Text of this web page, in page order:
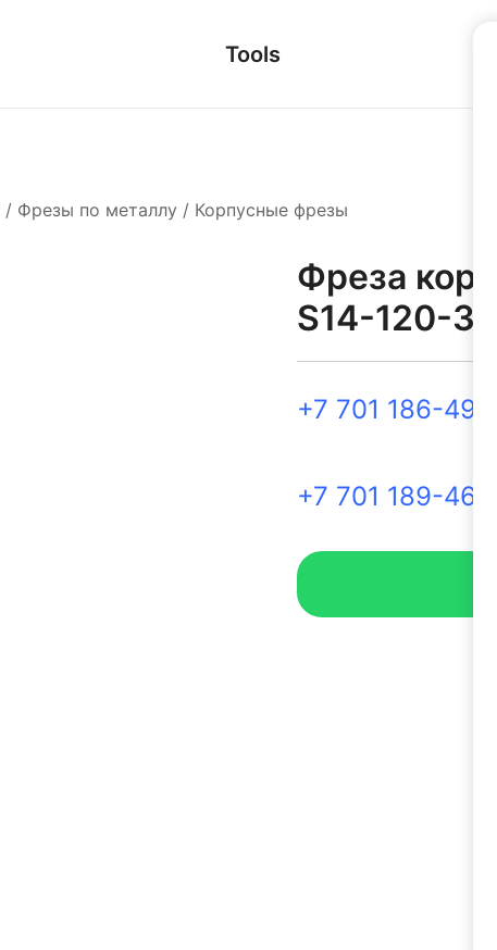
Tools
/ Фрезы по металлу / Корпусные фрезы
Фреза
S14-120-3T
+7 701 186-49-
+7 701 189-46-